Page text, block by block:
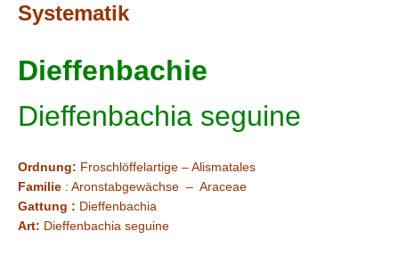
Systematik
Dieffenbachie
Dieffenbachia seguine
Ordnung: Froschlöffelartige – Alismatales
Familie : Aronstabgewächse – Araceae
Gattung : Dieffenbachia
Art: Dieffenbachia seguine